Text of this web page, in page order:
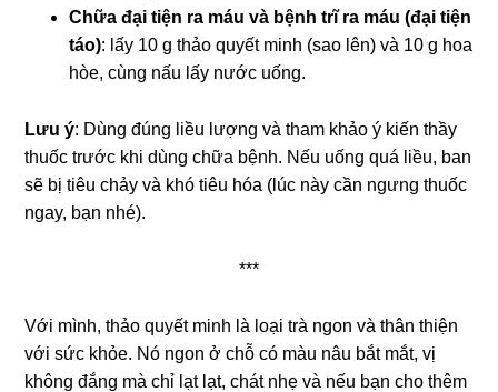
Chữa đại tiện ra máu và bệnh trĩ ra máu (đại tiện
táo): lấy 10 g thảo quyết minh (sao lên) và 10 g hoa
hòe, cùng nấu lấy nước uống.
Lưu ý: Dùng đúng liều lượng và tham khảo ý kiến thầy
thuốc trước khi dùng chữa bệnh. Nếu uống quá liều, ban
sẽ bị tiêu chảy và khó tiêu hóa (lúc này cần ngưng thuốc
ngay, bạn nhé).
***
Với mình, thảo quyết minh là loại trà ngon và thân thiện
với sức khỏe. Nó ngon ở chỗ có màu nâu bắt mắt, vị
không đắng mà chỉ lạt lạt, chát nhẹ và nếu bạn cho thêm